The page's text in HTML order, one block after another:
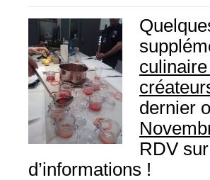
dernier
RDV sur
d’informations !